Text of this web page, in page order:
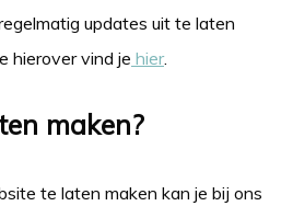
updates uit te laten
hierover vind je hier.
maken?
te laten maken kan je bij ons